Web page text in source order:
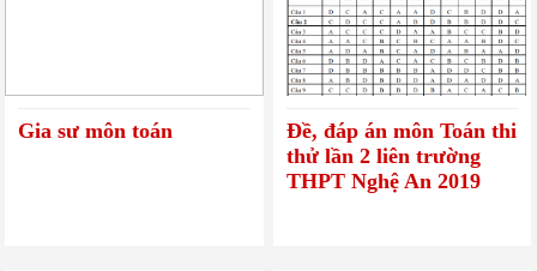
Gia sư môn toán
Đề, đáp án môn Toán thi
thử lần 2 liên trường
THPT Nghệ An 2019